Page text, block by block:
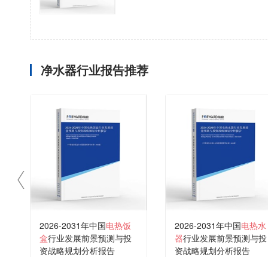
净水器行业报告推荐
2026-2031年中国电热饭
盒行业发展前景预测与投
资战略规划分析报告
2026-2031年中国电热水
器行业发展前景预测与投
资战略规划分析报告